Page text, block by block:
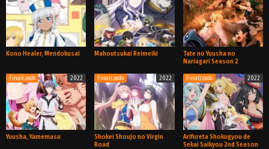
TV TV TV
TV
Kono Healer, Mendokusai
TV
Mahoutsukai Reimeiki
TV
Tate no Yuusha no
Nariagari Season 2
Finalizado 2022
Yuusha, Yamemasu
Finalizado 2022
Shokei Shoujo no Virgin
Road
Finalizado 2022
Arifureta Shokugyou de
Sekai Saikyou 2nd Season